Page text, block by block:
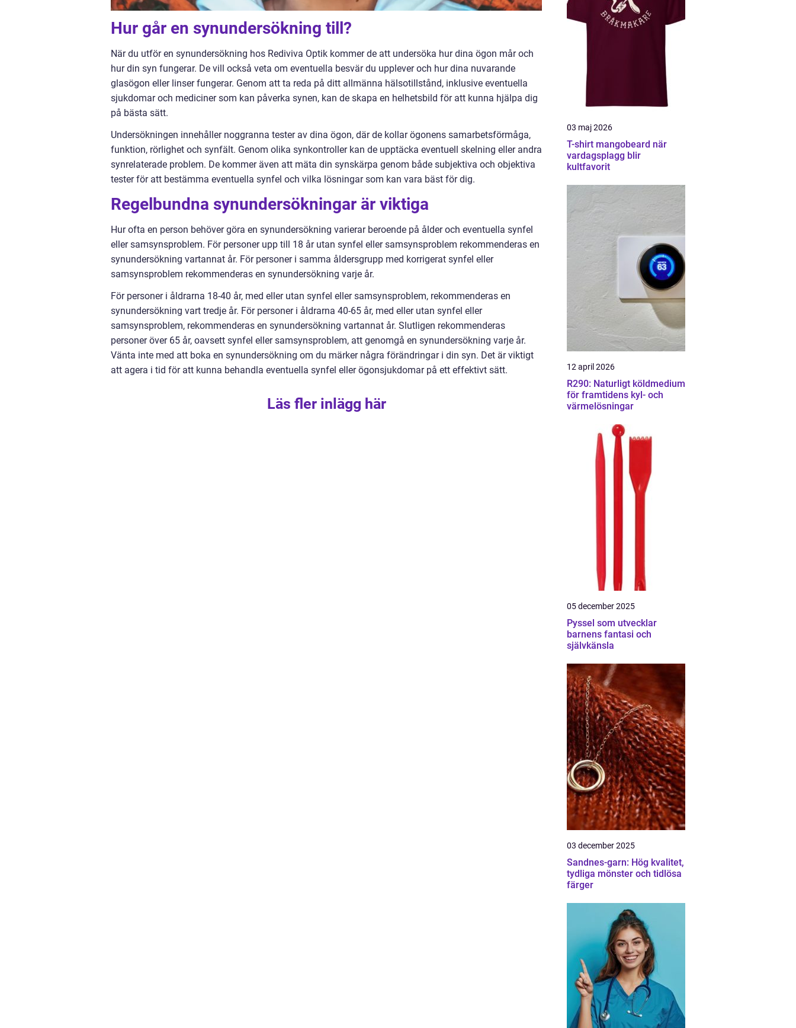
Hur går en synundersökning till?
När du utför en synundersökning hos Rediviva Optik kommer de att undersöka hur dina ögon mår och
hur din syn fungerar. De vill också veta om eventuella besvär du upplever och hur dina nuvarande
glasögon eller linser fungerar. Genom att ta reda på ditt allmänna hälsotillstånd, inklusive eventuella
sjukdomar och mediciner som kan påverka synen, kan de skapa en helhetsbild för att kunna hjälpa dig
på bästa sätt.
Undersökningen innehåller noggranna tester av dina ögon, där de kollar ögonens samarbetsförmåga,
funktion, rörlighet och synfält. Genom olika synkontroller kan de upptäcka eventuell skelning eller andra
synrelaterade problem. De kommer även att mäta din synskärpa genom både subjektiva och objektiva
tester för att bestämma eventuella synfel och vilka lösningar som kan vara bäst för dig.
Regelbundna synundersökningar är viktiga
Hur ofta en person behöver göra en synundersökning varierar beroende på ålder och eventuella synfel
eller samsynsproblem. För personer upp till 18 år utan synfel eller samsynsproblem rekommenderas en
synundersökning vartannat år. För personer i samma åldersgrupp med korrigerat synfel eller
samsynsproblem rekommenderas en synundersökning varje år.
För personer i åldrarna 18-40 år, med eller utan synfel eller samsynsproblem, rekommenderas en
synundersökning vart tredje år. För personer i åldrarna 40-65 år, med eller utan synfel eller
samsynsproblem, rekommenderas en synundersökning vartannat år. Slutligen rekommenderas
personer över 65 år, oavsett synfel eller samsynsproblem, att genomgå en synundersökning varje år.
Vänta inte med att boka en synundersökning om du märker några förändringar i din syn. Det är viktigt
att agera i tid för att kunna behandla eventuella synfel eller ögonsjukdomar på ett effektivt sätt.
Läs fler inlägg här
03 maj 2026
T-shirt mangobeard när
vardagsplagg blir
kultfavorit
12 april 2026
R290: Naturligt köldmedium
för framtidens kyl- och
värmelösningar
05 december 2025
Pyssel som utvecklar
barnens fantasi och
självkänsla
03 december 2025
Sandnes-garn: Hög kvalitet,
tydliga mönster och tidlösa
färger